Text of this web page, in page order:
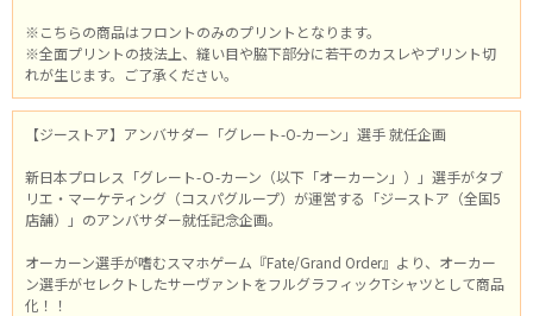
※こちらの商品はフロントのみのプリントとなります。
※全面プリントの技法上、縫い目や脇下部分に若干のカスレやプリント切
れが生じます。ご了承ください。
【ジーストア】アンバサダー「グレート-O-カーン」選手 就任企画
新日本プロレス「グレート-Ｏ-カーン（以下「オーカーン」）」選手がタブ
リエ・マーケティング（コスパグループ）が運営する「ジーストア（全国5
店舗）」のアンバサダー就任記念企画。
オーカーン選手が嗜むスマホゲーム『Fate/Grand Order』より、オーカー
ン選手がセレクトしたサーヴァントをフルグラフィックTシャツとして商品
化！！